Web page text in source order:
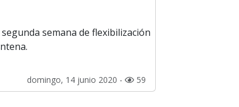
semana de flexibilización
domingo, 14 junio 2020 - 59